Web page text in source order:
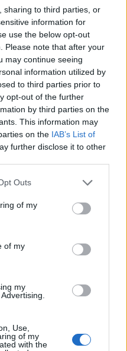
sharing to third parties, or
information for
use the below opt-out
Please note that after your
may continue seeing
information utilized by
to third parties prior to
opt-out of the further
by third parties on the
This information may
on the IAB’s List of
further disclose it to other
uses one or more Google
You may click to
its third-party tags to
purposes in below Google
Outs
of my
of my
my
Use,
of my
with the
των διανοούμενων
το πρώτο που επέτρεψε
ήττα του Ναπολέοντα
να κάθεται στον
του να παίζεται